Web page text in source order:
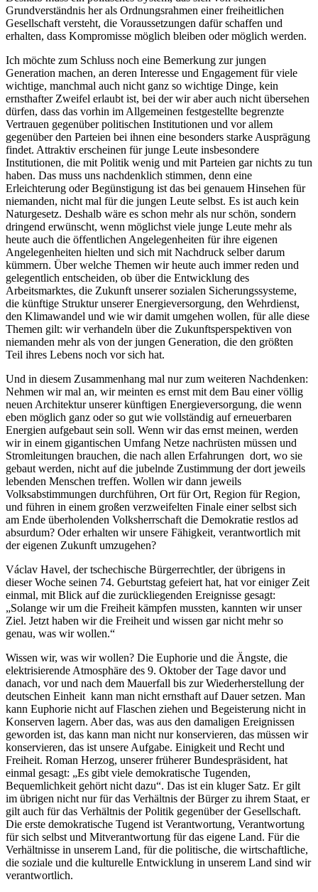
Grundverständnis her als Ordnungsrahmen einer freiheitlichen
Gesellschaft versteht, die Voraussetzungen dafür schaffen und
erhalten, dass Kompromisse möglich bleiben oder möglich werden.
Ich möchte zum Schluss noch eine Bemerkung zur jungen
Generation machen, an deren Interesse und Engagement für viele
wichtige, manchmal auch nicht ganz so wichtige Dinge, kein
ernsthafter Zweifel erlaubt ist, bei der wir aber auch nicht übersehen
dürfen, dass das vorhin im Allgemeinen festgestellte begrenzte
Vertrauen gegenüber politischen Institutionen und vor allem
gegenüber den Parteien bei ihnen eine besonders starke Ausprägung
findet. Attraktiv erscheinen für junge Leute insbesondere
Institutionen, die mit Politik wenig und mit Parteien gar nichts zu tun
haben. Das muss uns nachdenklich stimmen, denn eine
Erleichterung oder Begünstigung ist das bei genauem Hinsehen für
niemanden, nicht mal für die jungen Leute selbst. Es ist auch kein
Naturgesetz. Deshalb wäre es schon mehr als nur schön, sondern
dringend erwünscht, wenn möglichst viele junge Leute mehr als
heute auch die öffentlichen Angelegenheiten für ihre eigenen
Angelegenheiten hielten und sich mit Nachdruck selber darum
kümmern. Über welche Themen wir heute auch immer reden und
gelegentlich entscheiden, ob über die Entwicklung des
Arbeitsmarktes, die Zukunft unserer sozialen Sicherungssysteme,
die künftige Struktur unserer Energieversorgung, den Wehrdienst,
den Klimawandel und wie wir damit umgehen wollen, für alle diese
Themen gilt: wir verhandeln über die Zukunftsperspektiven von
niemanden mehr als von der jungen Generation, die den größten
Teil ihres Lebens noch vor sich hat.
Und in diesem Zusammenhang mal nur zum weiteren Nachdenken:
Nehmen wir mal an, wir meinten es ernst mit dem Bau einer völlig
neuen Architektur unserer künftigen Energieversorgung, die wenn
eben möglich ganz oder so gut wie vollständig auf erneuerbaren
Energien aufgebaut sein soll. Wenn wir das ernst meinen, werden
wir in einem gigantischen Umfang Netze nachrüsten müssen und
Stromleitungen brauchen, die nach allen Erfahrungen dort, wo sie
gebaut werden, nicht auf die jubelnde Zustimmung der dort jeweils
lebenden Menschen treffen. Wollen wir dann jeweils
Volksabstimmungen durchführen, Ort für Ort, Region für Region,
und führen in einem großen verzweifelten Finale einer selbst sich
am Ende überholenden Volksherrschaft die Demokratie restlos ad
absurdum? Oder erhalten wir unsere Fähigkeit, verantwortlich mit
der eigenen Zukunft umzugehen?
Václav Havel, der tschechische Bürgerrechtler, der übrigens in
dieser Woche seinen 74. Geburtstag gefeiert hat, hat vor einiger Zeit
einmal, mit Blick auf die zurückliegenden Ereignisse gesagt:
„Solange wir um die Freiheit kämpfen mussten, kannten wir unser
Ziel. Jetzt haben wir die Freiheit und wissen gar nicht mehr so
genau, was wir wollen.“
Wissen wir, was wir wollen? Die Euphorie und die Ängste, die
elektrisierende Atmosphäre des 9. Oktober der Tage davor und
danach, vor und nach dem Mauerfall bis zur Wiederherstellung der
deutschen Einheit kann man nicht ernsthaft auf Dauer setzen. Man
kann Euphorie nicht auf Flaschen ziehen und Begeisterung nicht in
Konserven lagern. Aber das, was aus den damaligen Ereignissen
geworden ist, das kann man nicht nur konservieren, das müssen wir
konservieren, das ist unsere Aufgabe. Einigkeit und Recht und
Freiheit. Roman Herzog, unserer früherer Bundespräsident, hat
einmal gesagt: „Es gibt viele demokratische Tugenden,
Bequemlichkeit gehört nicht dazu“. Das ist ein kluger Satz. Er gilt
im übrigen nicht nur für das Verhältnis der Bürger zu ihrem Staat, er
gilt auch für das Verhältnis der Politik gegenüber der Gesellschaft.
Die erste demokratische Tugend ist Verantwortung, Verantwortung
für sich selbst und Mitverantwortung für das eigene Land. Für die
Verhältnisse in unserem Land, für die politische, die wirtschaftliche,
die soziale und die kulturelle Entwicklung in unserem Land sind wir
verantwortlich.